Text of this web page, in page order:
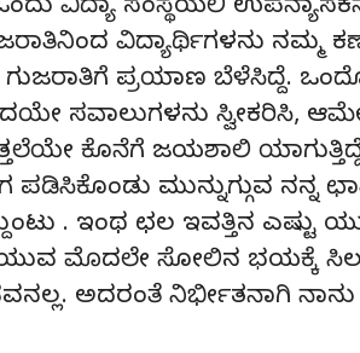
ವಿದ್ಯಾ ಸಂಸ್ಥೆಯಲಿ
ವಿದ್ಯಾರ್ಥಿಗಳನು ನಮ್ಮ
ಪ್ರಯಾಣ ಬೆಳೆಸಿದ್ದೆ.
ಸವಾಲುಗಳನು ಸ್ವೀಕರಿಸಿ,
ಕೊನೆಗೆ ಜಯಶಾಲಿ
ಮುನ್ನುಗ್ಗುವ ನನ್ನ
. ಇಂಥ ಛಲ ಇವತ್ತಿನ
ಮೊದಲೇ ಸೋಲಿನ ಭಯಕ್ಕೆ
ಅದರಂತೆ ನಿರ್ಭೀತನಾಗಿ